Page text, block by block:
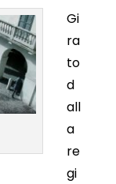
Gi
ra
to
d
all
a
re
gi